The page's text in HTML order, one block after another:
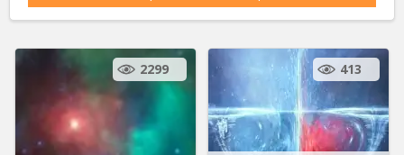
2299 413